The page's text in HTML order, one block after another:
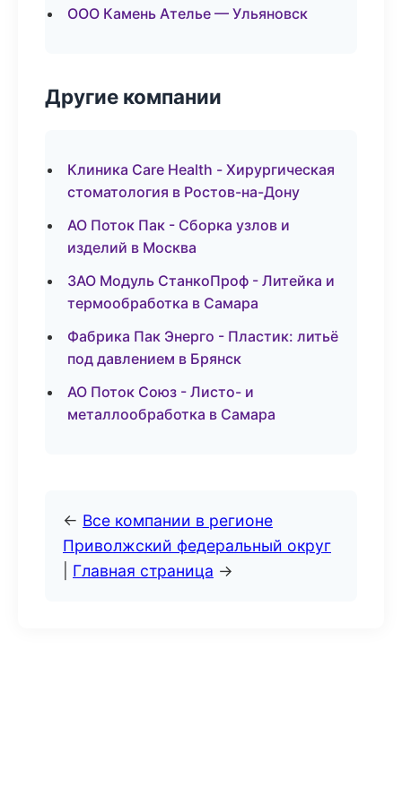
ООО Камень Ателье — Ульяновск
Другие компании
Клиника Care Health - Хирургическая
стоматология в Ростов-на-Дону
АО Поток Пак - Сборка узлов и
изделий в Москва
ЗАО Модуль СтанкоПроф - Литейка и
термообработка в Самара
Фабрика Пак Энерго - Пластик: литьё
под давлением в Брянск
АО Поток Союз - Листо- и
металлообработка в Самара
← Все компании в регионе
Приволжский федеральный округ
Главная страница →